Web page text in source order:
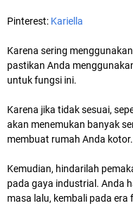
Pinterest: Kariella
Karena sering
pastikan Anda
untuk fungsi ini.
Karena jika tidak sesuai,
akan menemukan banyak
membuat rumah Anda kotor.
Kemudian, hindarilah
pada gaya industrial. Anda
masa lalu, kembali pada